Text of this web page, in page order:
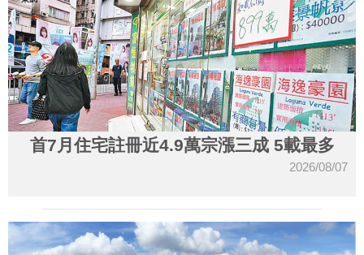
首7月住宅註冊近4.9萬宗漲三成 5載最多
2026/08/07